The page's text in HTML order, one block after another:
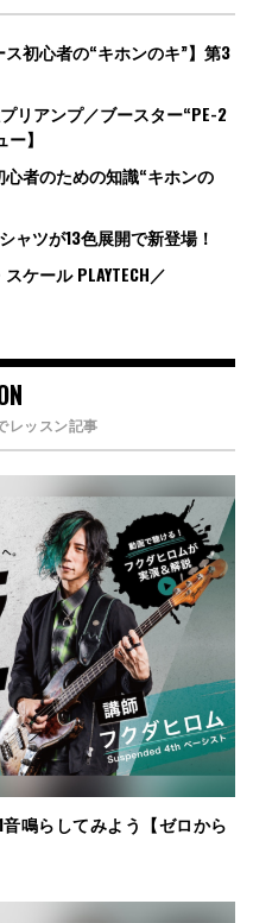
初心者の“キホンのキ”】第3
リアンプ／ブースター“PE-2
】
者のための知識“キホンの
ャツが13色展開で新登場！
ケール PLAYTECH／
レッスン記事
鳴らしてみよう【ゼロから